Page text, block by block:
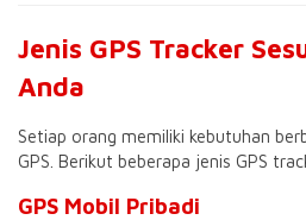
Jenis GPS Tracker
Anda
Setiap orang memiliki kebutuhan
GPS. Berikut beberapa jenis GPS
GPS Mobil Pribadi